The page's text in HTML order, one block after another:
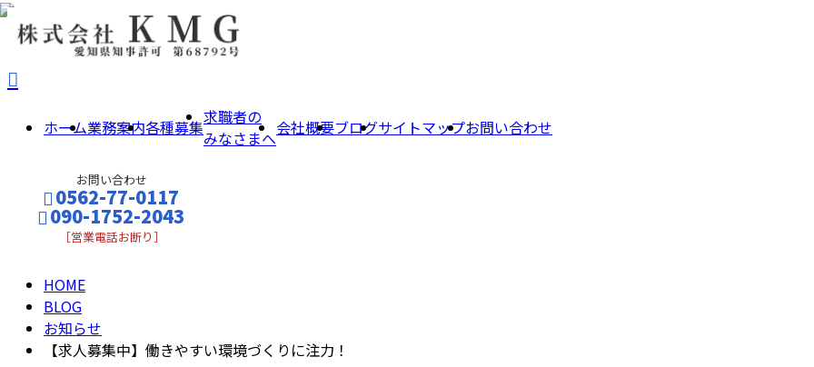
ホーム業務案内各種募集求職者の
みなさまへ会社概要ブログサイトマップお問い合わせ
お問い合わせ
0562-77-0117
090-1752-2043
［営業電話お断り］
メールフォーム
BLOG
HOME
BLOG
お知らせ
【求人募集中】働きやすい環境づくりに注力！